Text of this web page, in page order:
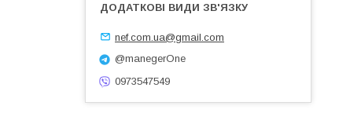
nef.com.ua@gmail.com
@manegerOne
0973547549